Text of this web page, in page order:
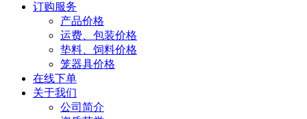
订购服务
产品价格
运费、包装价格
垫料、饲料价格
笼器具价格
在线下单
关于我们
公司简介